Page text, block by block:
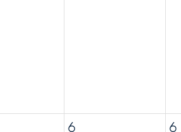
6 6